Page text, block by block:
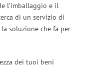
l’imballaggio e il
di un servizio di
soluzione che fa per
dei tuoi beni